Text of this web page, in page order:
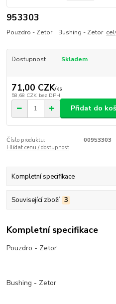
953303
Pouzdro - Zetor Bushing - Zetor
Dostupnost Skladem
71,00 CZK/ks
58,68 CZK bez DPH
Přidat do
Číslo produktu:
00953303
Hlídat cenu / dostupnost
Kompletní specifikace
Související zboží 3
Kompletní specifikace
Pouzdro - Zetor
Bushing - Zetor